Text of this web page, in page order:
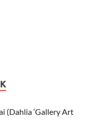
(Dahlia ‘Gallery Art